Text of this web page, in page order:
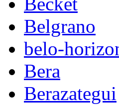
Belgrano
belo-
Bera
Berazategui